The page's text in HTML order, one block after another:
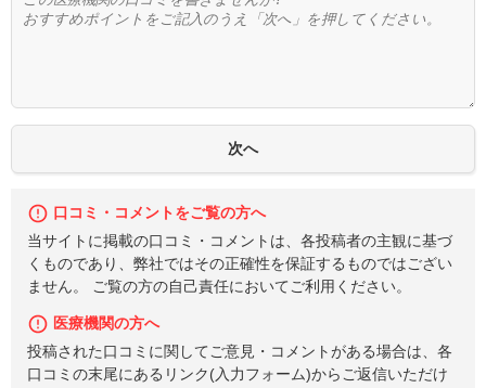
口コミ・コメントをご覧の方へ
当サイトに掲載の口コミ・コメントは、各投稿者の主観に基づ
くものであり、弊社ではその正確性を保証するものではござい
ません。 ご覧の方の自己責任においてご利用ください。
医療機関の方へ
投稿された口コミに関してご意見・コメントがある場合は、各
口コミの末尾にあるリンク(入力フォーム)からご返信いただけ